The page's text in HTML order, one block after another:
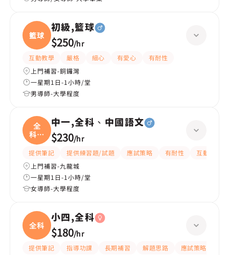
籃球
初級,籃球
$250/hr
互動教學 嚴格 細心 有愛心
有耐性
上門補習-銅鑼灣
一星期1日-1小時/堂
男導師-大學程度
全
科、
中國
中一,全科、中國語文
$230/hr
提供筆記 提供練習題/試題 應試策略 有耐性
互動教學
上門補習-九龍城
一星期1日-1小時/堂
女導師-大學程度
全科
小四,全科
$180/hr
提供筆記 指導功課 長期補習 解題思路 應試策略